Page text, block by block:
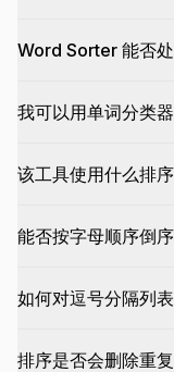
Word Sorter 能否
我可以用单词分类
该工具使用什么排
能否按字母顺序倒
如何对逗号分隔列
排序是否会删除重